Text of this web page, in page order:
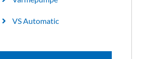
VS Automatic